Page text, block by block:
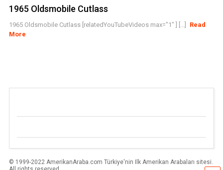
1965 Oldsmobile Cutlass
1965 Oldsmobile Cutlass [relatedYouTubeVideos max="1" ] [...]
Read
More
© 1999-2022 AmerikanAraba.com Türkiye'nin Ilk Amerikan Arabaları sitesi.